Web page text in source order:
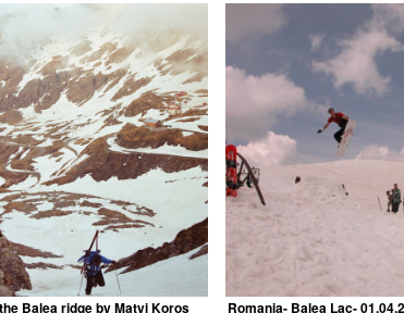
Balea ridge by Matyi Koros Romania- Balea Lac-